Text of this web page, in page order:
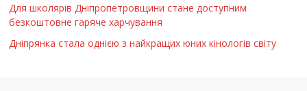
Для школярів Дніпропетровщини стане доступним
безкоштовне гаряче харчування
Дніпрянка стала однією з найкращих юних кінологів світу